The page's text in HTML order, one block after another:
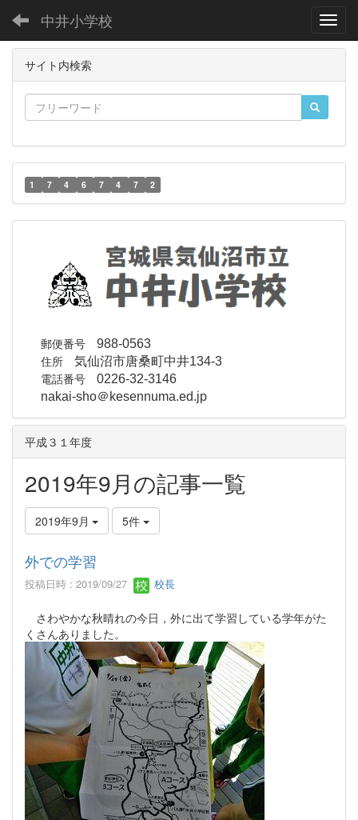
中井小学校
サイト内検索
1 7 4 6 7 4 7 2
郵便番号 988-0563
住所 気仙沼市唐桑町中井134-3
電話番号 0226-32-3146
nakai-sho＠kesennuma.ed.jp
平成３１年度
2019年9月の記事一覧
2019年9月 5件
外での学習
投稿日時 : 2019/09/27 校長
さわやかな秋晴れの今日，外に出て学習している学年がた
くさんありました。